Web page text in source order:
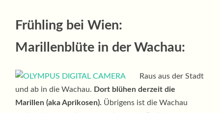
Frühling bei Wien:
Marillenblüte in der Wachau:
Raus aus der Stadt
und ab in die Wachau. Dort blühen derzeit die
Marillen (aka Aprikosen). Übrigens ist die Wachau